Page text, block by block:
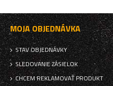
MOJA OBJEDNÁVKA
STAV OBJEDNÁVKY
SLEDOVANIE ZÁSIELOK
CHCEM REKLAMOVAŤ PRODUKT